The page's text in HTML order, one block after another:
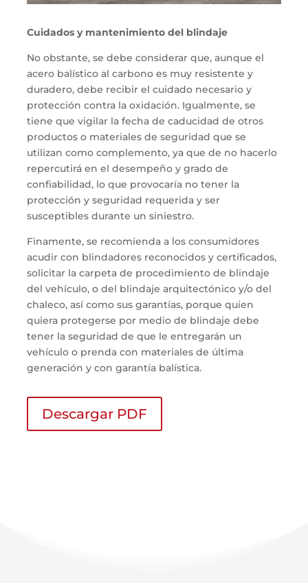
Cuidados y mantenimiento del blindaje
No obstante,se debe considerar que, aunqueel
acero balístico al carbono es muy resistente y
duradero,debe recibir el cuidado necesarioy
protección contra la oxidación. Igualmente, se
tiene que vigilar la fecha decaducidad deotros
productoso materialesde seguridad que se
utilizancomo complemento,ya que de no hacerlo
repercutirá en el desempeño y grado de
confiabilidad, lo que provocaría no tener la
protección y seguridad requerida y ser
susceptibles durante un siniestro.
Finamente,se recomiendaa los consumidores
acudir con blindadores reconocidos y certificados,
solicitar la carpeta de procedimiento de blindaje
del vehículo,o del blindaje arquitectónico y/odel
chaleco, así como sus garantías, porquequien
quiera protegerse por medio de blindaje debe
tener la seguridad de que le entregarán un
vehículo o prenda con materiales de última
generación y con garantía balística.
Descargar PDF